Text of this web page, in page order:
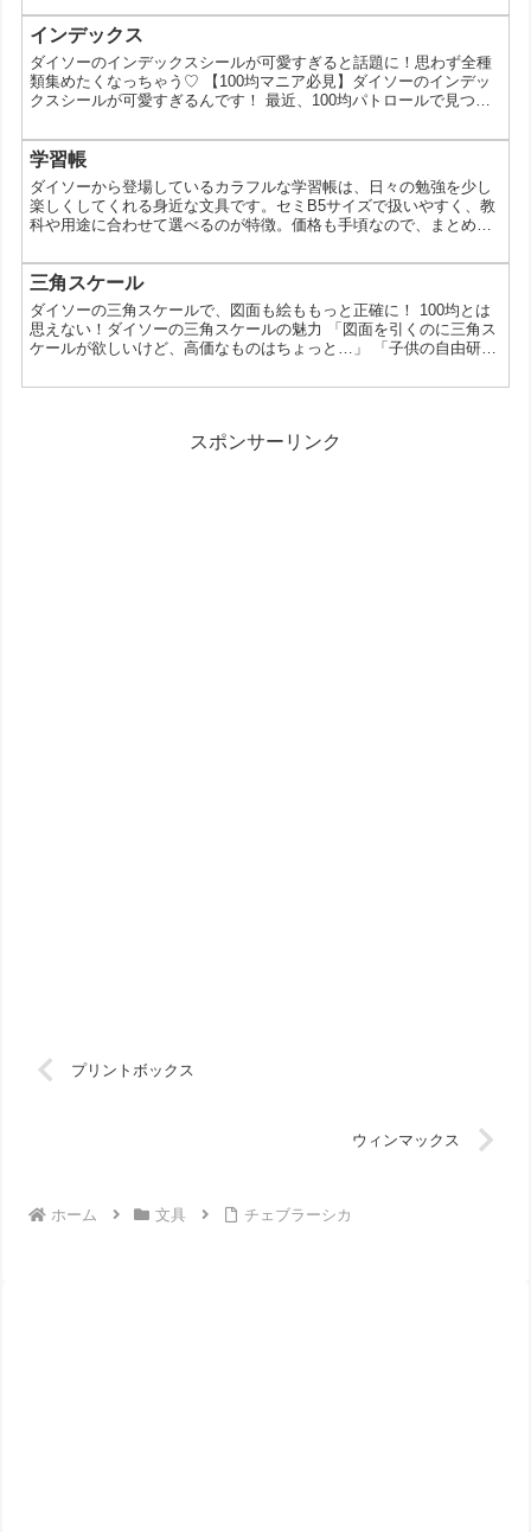
エーションが魅力です。 ダイソーのサマーシールとは 今回のサマ
ーシールは、シロクマや金魚、花火など、夏の定番モチーフをテー
マ別に展開しているシリーズです。それぞれデザインだけでなく、
素材や箔押しの色味に違いがあり、組み合わせることでデコレ...
インデックス
ダイソーのインデックスシールが可愛すぎると話題に！思わず全種
類集めたくなっちゃう♡ 【100均マニア必見】ダイソーのインデッ
クスシールが可愛すぎるんです！ 最近、100均パトロールで見つけ
の、どこにでも売ってるダイソーでこんなにおしゃれなインデック
スシールが買えるなんて、驚きですよね！ 今回はそんなダイソーの
インデックスシールについて、私が感じた魅力やおすすめのポイン
トをたっぷりお伝えします。 【デザイン】おしゃれで...
学習帳
ダイソーから登場しているカラフルな学習帳は、日々の勉強を少し
楽しくしてくれる身近な文具です。セミB5サイズで扱いやすく、教
科や用途に合わせて選べるのが特徴。価格も手頃なので、まとめ買
用方法、購入前に知っておきたいポイントを整理します。 ダイソー
の学習帳とは セミB5サイズの学習帳で、5mm方眼や実線入りなど
用途に応じたフォーマットが用意されています。教科別に設計され
ているため、学校用だけでなく家庭学習や自主学習にも使...
三角スケール
ダイソーの三角スケールで、図面も絵ももっと正確に！ 100均とは
思えない！ダイソーの三角スケールの魅力 「図面を引くのに三角ス
ケールが欲しいけど、高価なものはちょっと…」 「子供の自由研究
ーには、本格的な製図作業にも使える高品質な三角スケールが、な
ダイソーの三角スケールが人気なの？ お財布に...
スポンサーリンク
プリントボックス
ウィンマックス
ホーム 文具 チェブラーシカ